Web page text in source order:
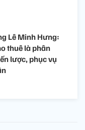
Lê Minh Hưng:
thuê là phân
lược, phục vụ